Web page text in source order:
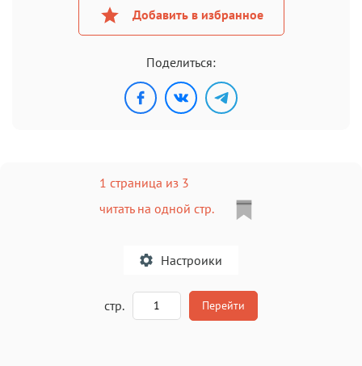
Добавить в избранное
Поделиться:
1 страница из 3
читать на одной стр.
Настроики
стр. Перейти